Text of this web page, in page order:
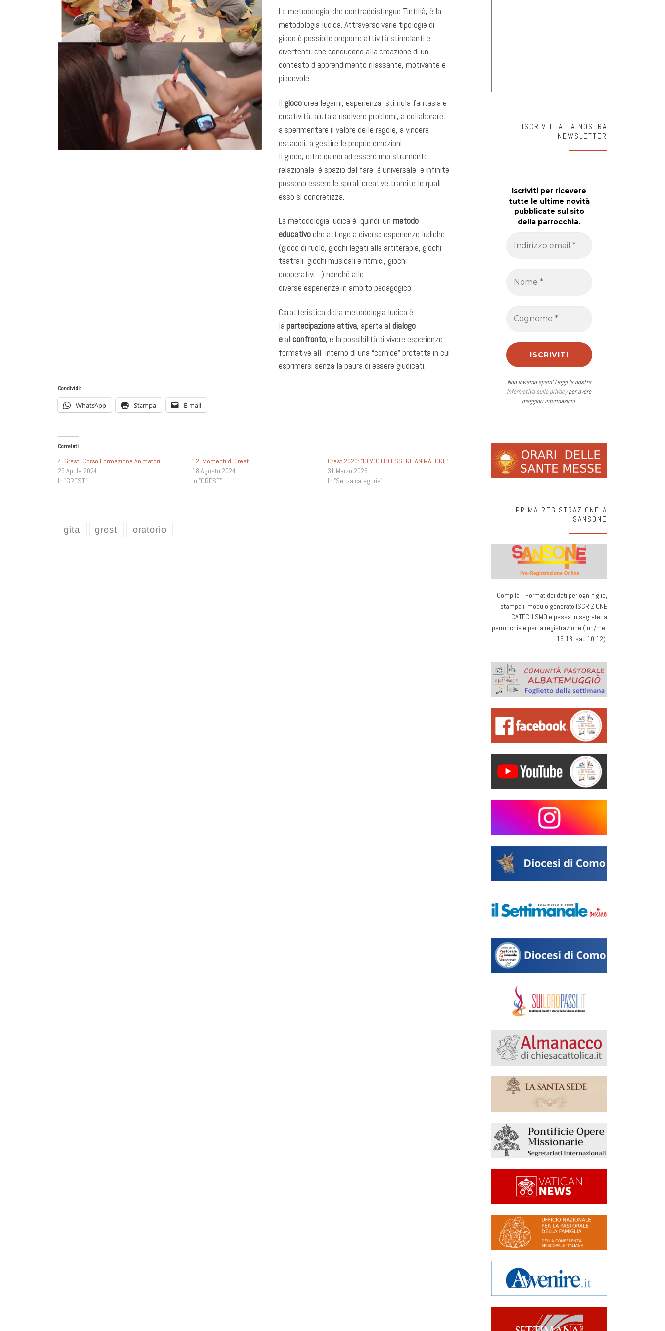
La metodologia che contraddistingue Tintillà, è la
metodologia ludica. Attraverso varie tipologie di
gioco è possibile proporre attività stimolanti e
divertenti, che conducono alla creazione di un
contesto d’apprendimento rilassante, motivante e
piacevole.
Il giococrea legami, esperienza, stimola fantasia e
creatività, aiuta a risolvere problemi, a collaborare,
a sperimentare il valore delle regole, a vincere
ostacoli, a gestire le proprie emozioni.
Il gioco, oltre quindi ad essere uno strumento
relazionale, è spazio del fare, è universale, e infinite
possono essere le spirali creative tramite le quali
esso si concretizza.
La metodologia ludica è, quindi, un metodo
educativoche attinge a diverse esperienze ludiche
(gioco di ruolo, giochi legati alle artiterapie, giochi
teatrali, giochi musicali e ritmici, giochi
cooperativi…) nonché alle
diverse esperienze in ambito pedagogico.
Caratteristica della metodologia ludica è
la partecipazione attiva, aperta al dialogo
eal confronto, e la possibilità di vivere esperienze
formative all’ interno di una “cornice” protetta in cui
esprimersi senza la paura di essere giudicati.
Condividi:
WhatsApp Stampa E-mail
Correlati
4. Grest: Corso Formazione Animatori
29 Aprile 2024
In "GREST"
12. Momenti di Grest…
18 Agosto 2024
In "GREST"
Grest 2026: “IO VOGLIO ESSERE ANIMATORE”
31 Marzo 2026
In "Senza categoria"
gita grest oratorio
ISCRIVITI ALLA NOSTRA
NEWSLETTER
Iscriviti per ricevere
tutte le ultime novità
pubblicate sul sito
della parrocchia.
Non inviamo spam! Leggi la nostra
Informativa sulla privacyper avere
maggiori informazioni.
PRIMA REGISTRAZIONE A
SANSONE
Compila il Format dei dati per ogni figlio,
stampa il modulo generato ISCRIZIONE
CATECHISMO e passa in segreteria
parrocchiale per la registrazione (lun/mer
16-18; sab 10-12).